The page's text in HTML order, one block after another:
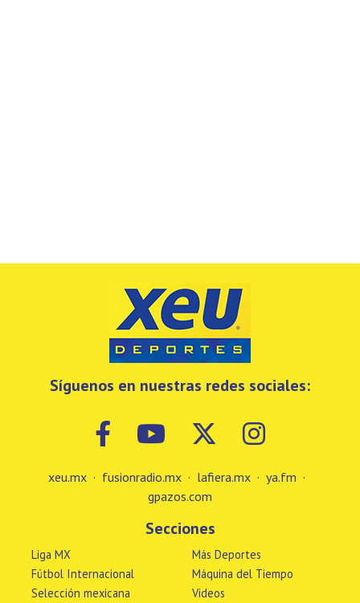
Síguenos en nuestras redes sociales:
xeu.mx · fusionradio.mx · lafiera.mx · ya.fm ·
gpazos.com
Secciones
Liga MX
Fútbol Internacional
Selección mexicana
Más Deportes
Máquina del Tiempo
Videos